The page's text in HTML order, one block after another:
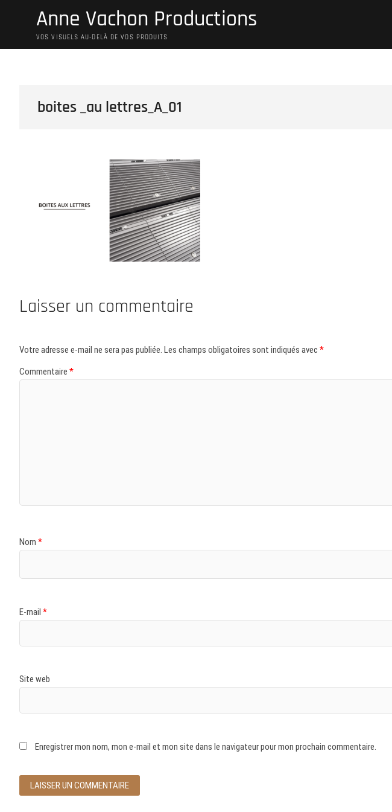
Anne Vachon Productions
VOS VISUELS AU-DELÀ DE VOS PRODUITS
boites _au lettres_A_01
Laisser un commentaire
Votre adresse e-mail ne sera pas publiée. Les champs obligatoires sont indiqués avec *
Commentaire *
Nom *
E-mail *
Site web
Enregistrer mon nom, mon e-mail et mon site dans le navigateur pour mon prochain commentaire.